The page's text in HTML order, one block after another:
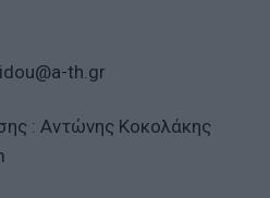
th.gr
: Αντώνης Κοκολάκης